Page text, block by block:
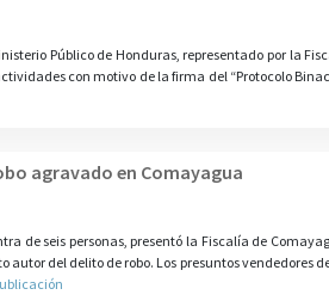
Público de Honduras, representado por la
con motivo de la firma del “Protocolo
agravado en Comayagua
de seis personas, presentó la Fiscalía de
del delito de robo. Los presuntos vendedores